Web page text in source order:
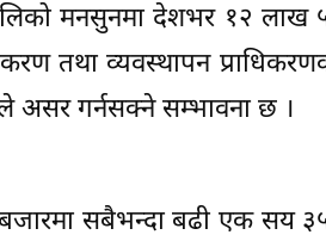
मनसुनमा देशभर १२ लाख
तथा व्यवस्थापन
असर गर्नसक्ने सम्भावना छ ।
सबैभन्दा बढी एक सय